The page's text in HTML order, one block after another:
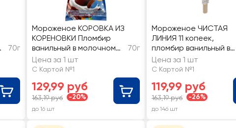
70г
Мороженое КОРОВКА ИЗ
КОРЕНОВКИ Пломбир
ванильный в молочном
бельгийском шоколаде
15%, без змж, эскимо
70г
Цена за 1 шт
С Картой №1
129,99 руб
163,19 руб -20%
до 16 шт
Мороженое ЧИСТАЯ
ЛИНИЯ 11 копеек,
пломбир ванильный в
шоколадной глазури
12%, без змж, эскимо
Цена за 1 шт
С Картой №1
119,99 руб
163,19 руб -26%
до 146 шт